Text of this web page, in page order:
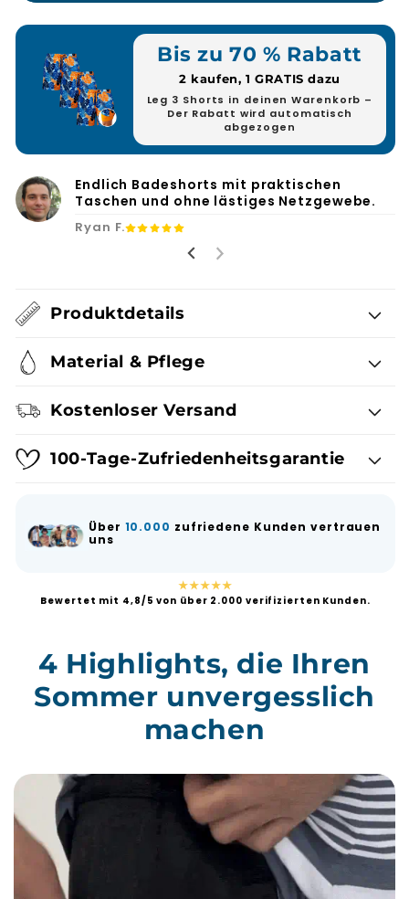
Bis zu 70 % Rabatt
2 kaufen, 1 GRATIS dazu
Leg 3 Shorts in deinen Warenkorb –
Der Rabatt wird automatisch
abgezogen
Endlich Badeshorts mit praktischen
Taschen und ohne lästiges Netzgewebe.
Ryan F.
Produktdetails
Material & Pflege
Kostenloser Versand
100-Tage-Zufriedenheitsgarantie
Über 10.000 zufriedene Kunden vertrauen
uns
★★★★★
Bewertet mit 4,8/5 von über 2.000 verifizierten Kunden.
4 Highlights, die Ihren
Sommer unvergesslich
machen